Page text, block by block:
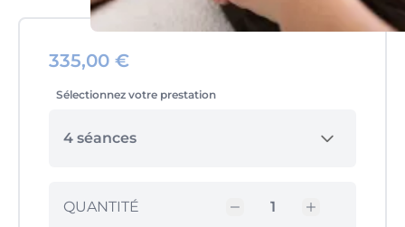
335,00 €
Sélectionnez votre prestation
4 séances
QUANTITÉ